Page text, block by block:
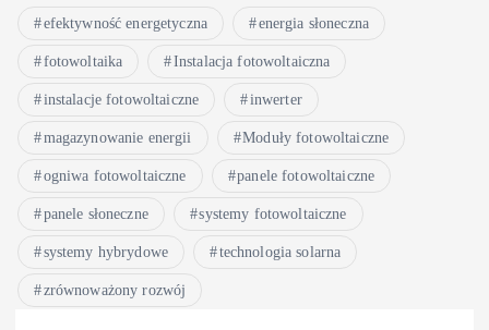
efektywność energetyczna energia słoneczna
fotowoltaika Instalacja fotowoltaiczna
instalacje fotowoltaiczne inwerter
magazynowanie energii Moduły fotowoltaiczne
ogniwa fotowoltaiczne panele fotowoltaiczne
panele słoneczne systemy fotowoltaiczne
systemy hybrydowe technologia solarna
zrównoważony rozwój